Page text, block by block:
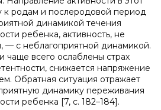
к родам и послеродовой период
динамикой течения
ребенка, активность, не
— с неблагоприятной динамикой.
чаще всего ослаблены страх
снижается напряжение
Обратная ситуация отражает
динамику переживания
ребенка [7, с. 182–184].